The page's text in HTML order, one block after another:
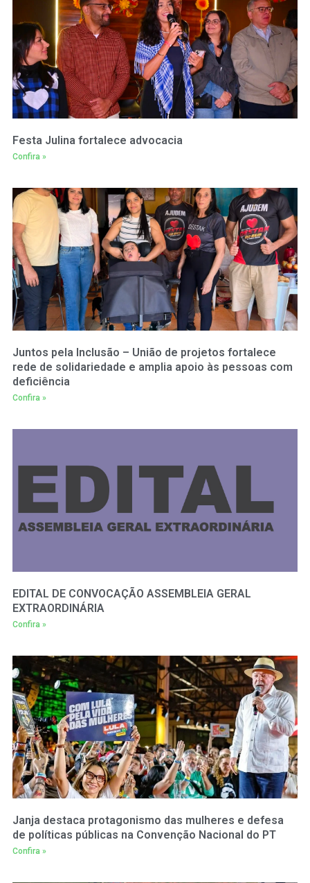
Festa Julina fortalece advocacia
Confira »
Juntos pela Inclusão – União de projetos fortalece
rede de solidariedade e amplia apoio às pessoas com
deficiência
Confira »
EDITAL DE CONVOCAÇÃO ASSEMBLEIA GERAL
EXTRAORDINÁRIA
Confira »
Janja destaca protagonismo das mulheres e defesa
de políticas públicas na Convenção Nacional do PT
Confira »